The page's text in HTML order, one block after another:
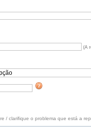
(A
/ clarifique o problema que está a